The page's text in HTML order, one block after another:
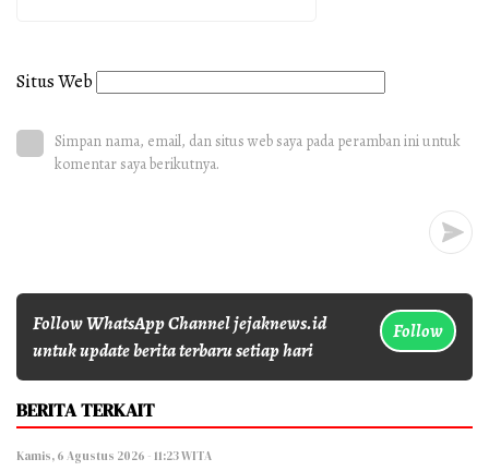
Situs Web
Simpan nama, email, dan situs web saya pada peramban ini untuk
komentar saya berikutnya.
Follow WhatsApp Channel jejaknews.id
untuk update berita terbaru setiap hari
Follow
BERITA TERKAIT
Kamis, 6 Agustus 2026 - 11:23 WITA